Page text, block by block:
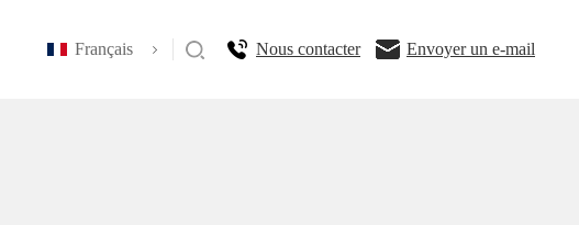
Français Nous contacter Envoyer un e-mail